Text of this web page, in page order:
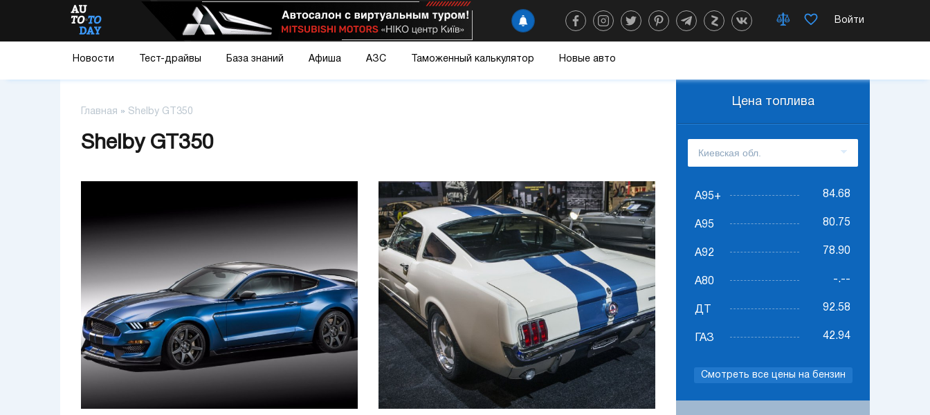
Войти
Новости Тест-драйвы База знаний Афиша АЗС Таможенный калькулятор Новые авто
Главная » Shelby GT350
Shelby GT350
Цена топлива
А95+ 84.68
А95 80.75
А92 78.90
А80 -.--
ДТ 92.58
ГАЗ 42.94
Смотреть все цены на бензин